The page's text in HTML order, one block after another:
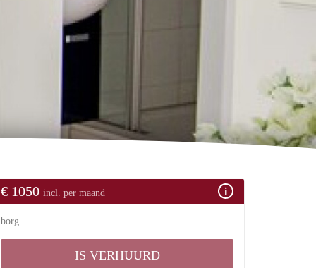
€ 1050 incl. per maand
borg
IS VERHUURD